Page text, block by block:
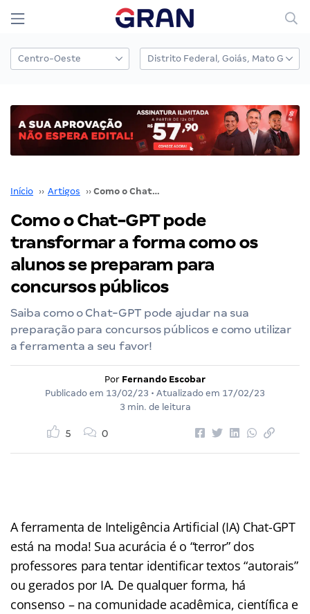
Início ›› Artigos ›› Como o Chat-GPT pode transformar a forma como os alunos se preparam para concursos públicos
Como o Chat-GPT pode
transformar a forma como os
alunos se preparam para
concursos públicos
Saiba como o Chat-GPT pode ajudar na sua
preparação para concursos públicos e como utilizar
a ferramenta a seu favor!
Por Fernando Escobar
Publicado em 13/02/23 • Atualizado em 17/02/23
3 min. de leitura
5 0
A ferramenta de Inteligência Artificial (IA) Chat-GPT
está na moda! Sua acurácia é o “terror” dos
professores para tentar identificar textos “autorais”
ou gerados por IA. De qualquer forma, há
consenso – na comunidade acadêmica, científica e